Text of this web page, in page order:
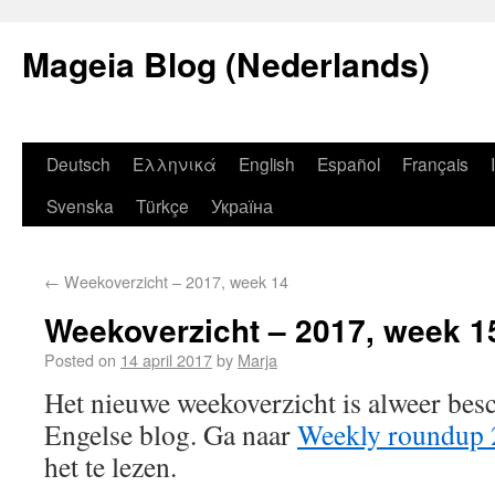
Mageia Blog (Nederlands)
Deutsch Ελληνικά English Español Français
Svenska
Türkçe Україна
← Weekoverzicht – 2017, week 14
Weekoverzicht – 2017, week
Posted on 14 april 2017by Marja
Het nieuwe weekoverzicht is alweer
Engelse blog. Ga naarWeekly roundup
het te lezen.